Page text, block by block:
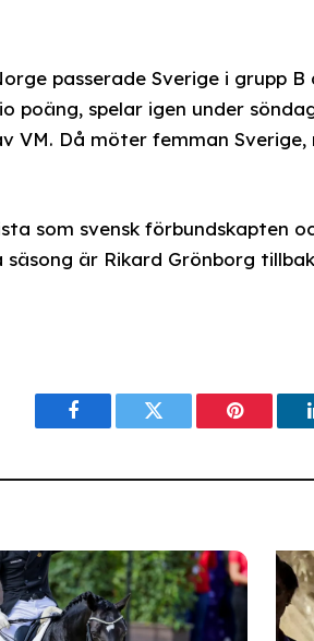
passerade Sverige i grupp
spelar igen under
VM. Då möter femman
som svensk förbundskapten
är Rikard Grönborg
FacebookTwitter